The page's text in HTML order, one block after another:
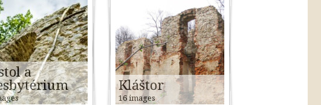
a
Kláštor
16 images